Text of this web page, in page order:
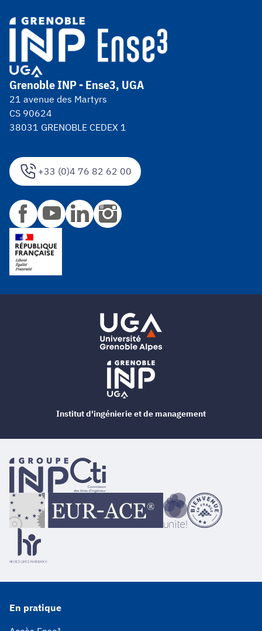
+33 (0)4 76 82 62 00
Grenoble INP - Ense3, UGA
21 avenue des Martyrs
CS 90624
38031 GRENOBLE CEDEX 1
En pratique
Institut d'ingénierie et de management